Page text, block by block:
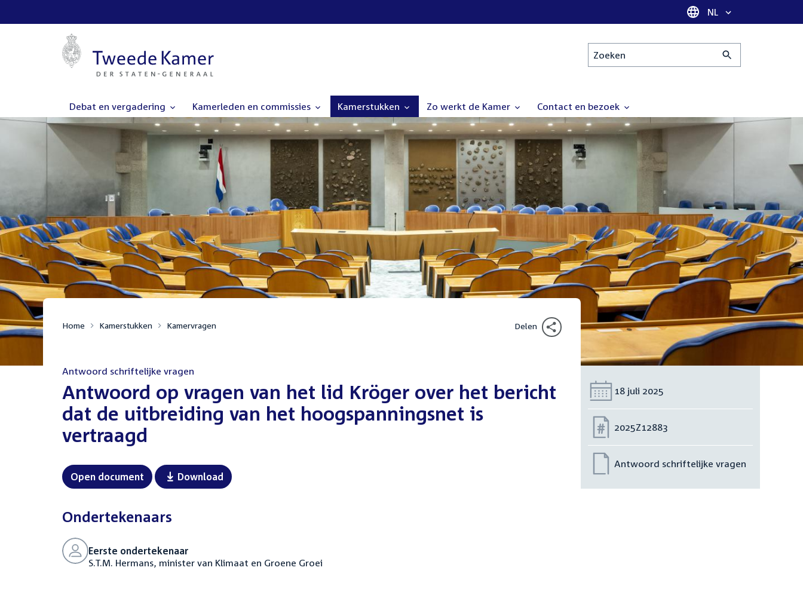
Taal selectie
NL
Zoeken
Debat en vergadering Kamerleden en commissies Kamerstukken Zo werkt de Kamer Contact en bezoek
Home Kamerstukken Kamervragen Delen
Antwoord schriftelijke vragen
Antwoord op vragen van het lid Kröger over het bericht
dat de uitbreiding van het hoogspanningsnet is
vertraagd
Open document Download
Ondertekenaars
Eerste ondertekenaar
S.T.M. Hermans, minister van Klimaat en Groene Groei
Datum:
18 juli 2025
Nummer:
2025Z12883
Antwoord schriftelijke vragen